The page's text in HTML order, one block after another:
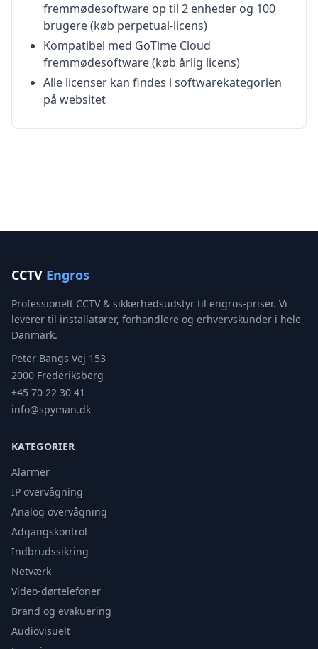
fremmødesoftware op til 2 enheder og 100
brugere (køb perpetual-licens)
Kompatibel med GoTime Cloud
fremmødesoftware (køb årlig licens)
Alle licenser kan findes i softwarekategorien
på websitet
CCTV Engros
Professionelt CCTV & sikkerhedsudstyr til engros-priser. Vi
leverer til installatører, forhandlere og erhvervskunder i hele
Danmark.
Peter Bangs Vej 153
2000 Frederiksberg
+45 70 22 30 41
info@spyman.dk
KATEGORIER
Alarmer
IP overvågning
Analog overvågning
Adgangskontrol
Indbrudssikring
Netværk
Video-dørtelefoner
Brand og evakuering
Audiovisuelt